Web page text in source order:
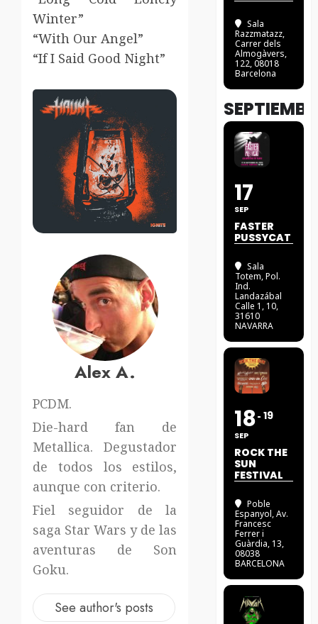
Winter”
“With Our Angel”
“If I Said Good Night”
Alex A.
PCDM.
Die-hard fan de
Metallica. Degustador
de todos los estilos,
aunque con criterio.
Fiel seguidor de la
saga Star Wars y de las
aventuras de Son
Goku.
See author's posts
Sala
Razzmatazz,
Carrer dels
Almogàvers,
122, 08018
Barcelona
17
SEP
FASTER
PUSSYCAT
Sala
Totem, Pol.
Ind.
Landazábal
Calle 1, 10,
31610
NAVARRA
18
SEP
19
ROCK THE
SUN
FESTIVAL
Poble
Espanyol, Av.
Francesc
Ferrer i
Guàrdia, 13,
08038
BARCELONA